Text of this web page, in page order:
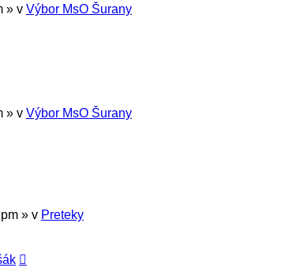
» v Výbor MsO Šurany
» v Výbor MsO Šurany
» v Preteky